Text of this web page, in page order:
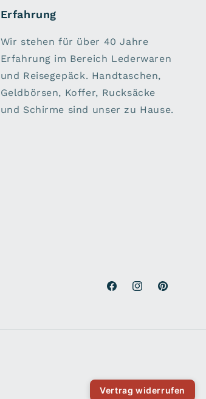
Erfahrung
Wir stehen für über 40 Jahre
Erfahrung im Bereich Lederwaren
und Reisegepäck. Handtaschen,
Geldbörsen, Koffer, Rucksäcke
und Schirme sind unser zu Hause.
FacebookInstagramPinterest
Vertrag widerrufen